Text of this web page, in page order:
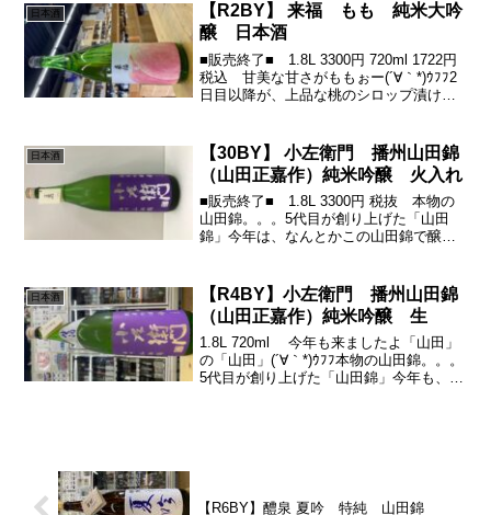
日本酒
【R2BY】 来福 もも 純米大吟
醸 日本酒
■販売終了■ 1.8L 3300円 720ml 1722円
税込 甘美な甘さがももぉー(´∀｀*)ｳﾌﾌ2
日目以降が、上品な桃のシロップ漬けみ
とする「オシロイ...
日本酒
【30BY】 小左衛門 播州山田錦
（山田正嘉作）純米吟醸 火入れ
■販売終了■ 1.8L 3300円 税抜 本物の
山田錦。。。5代目が創り上げた「山田
錦」今年は、なんとかこの山田錦で醸し
田】「酒米の王様」山田錦の生みの親、
山田勢三郎翁...
日本酒
【R4BY】小左衛門 播州山田錦
（山田正嘉作）純米吟醸 生
1.8L 720ml 今年も来ましたよ「山田」
の「山田」(´∀｀*)ｳﾌﾌ本物の山田錦。。。
5代目が創り上げた「山田錦」今年も、な
【R6BY】醴泉 夏吟 特純 山田錦